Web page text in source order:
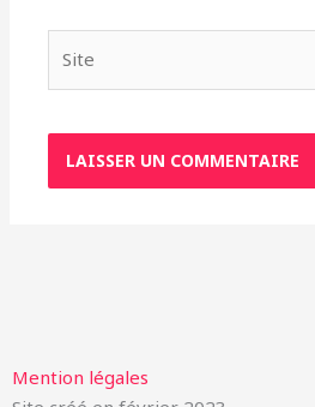
Mention légales